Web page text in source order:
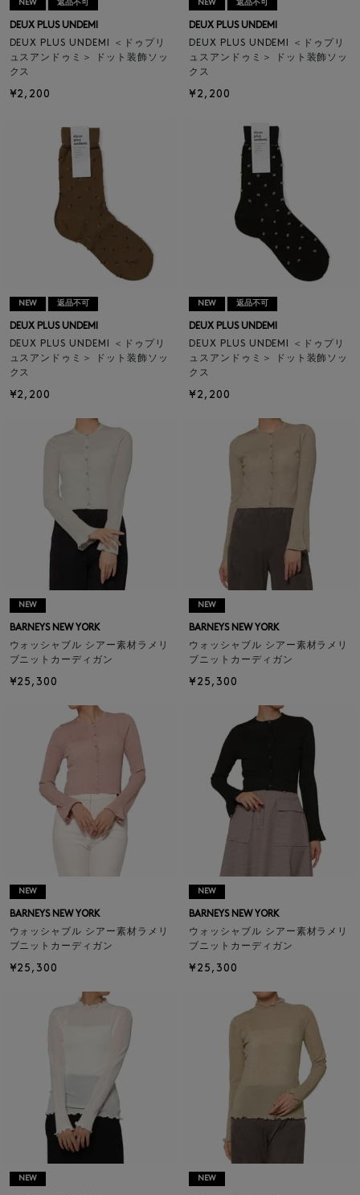
NEW 返品不可
DEUX PLUS UNDEMI
DEUX PLUS UNDEMI ＜ドゥプリ
ュスアンドゥミ＞ ドット装飾ソッ
クス
¥2,200
NEW 返品不可
DEUX PLUS UNDEMI
DEUX PLUS UNDEMI ＜ドゥプリ
ュスアンドゥミ＞ ドット装飾ソッ
クス
¥2,200
NEW 返品不可
DEUX PLUS UNDEMI
DEUX PLUS UNDEMI ＜ドゥプリ
ュスアンドゥミ＞ ドット装飾ソッ
クス
¥2,200
NEW 返品不可
DEUX PLUS UNDEMI
DEUX PLUS UNDEMI ＜ドゥプリ
ュスアンドゥミ＞ ドット装飾ソッ
クス
¥2,200
NEW
BARNEYS NEW YORK
ウォッシャブル シアー素材ラメリ
ブニットカーディガン
¥25,300
NEW
BARNEYS NEW YORK
ウォッシャブル シアー素材ラメリ
ブニットカーディガン
¥25,300
NEW
BARNEYS NEW YORK
ウォッシャブル シアー素材ラメリ
ブニットカーディガン
¥25,300
NEW
BARNEYS NEW YORK
ウォッシャブル シアー素材ラメリ
ブニットカーディガン
¥25,300
NEW NEW